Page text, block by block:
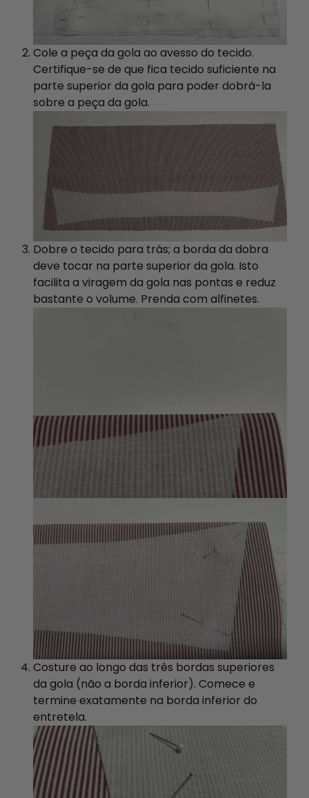
Cole a peça da gola ao avesso do tecido.
Certifique-se de que fica tecido suficiente na
parte superior da gola para poder dobrá-la
sobre a peça da gola.
Dobre o tecido para trás; a borda da dobra
deve tocar na parte superior da gola. Isto
facilita a viragem da gola nas pontas e reduz
bastante o volume. Prenda com alfinetes.
Costure ao longo das três bordas superiores
da gola (não a borda inferior). Comece e
termine exatamente na borda inferior do
entretela.